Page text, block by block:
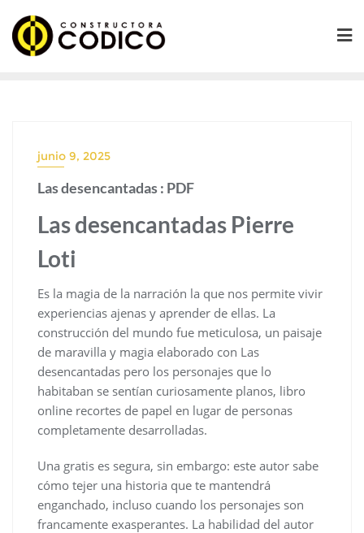
contenido
junio 9, 2025
Las desencantadas : PDF
Las desencantadas Pierre
Loti
Es la magia de la narración la que nos permite vivir
experiencias ajenas y aprender de ellas. La
construcción del mundo fue meticulosa, un paisaje
de maravilla y magia elaborado con Las
desencantadas pero los personajes que lo
habitaban se sentían curiosamente planos, libro
online​ recortes de papel en lugar de personas
completamente desarrolladas.
Una gratis es segura, sin embargo: este autor sabe
cómo tejer una historia que te mantendrá
enganchado, incluso cuando los personajes son
francamente exasperantes. La habilidad del autor